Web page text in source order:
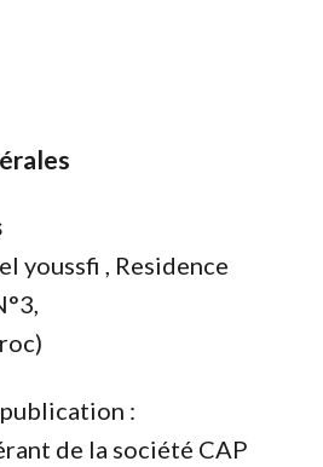
youssfi , Residence
:
de la société CAP